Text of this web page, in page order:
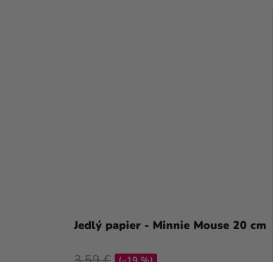
Jedlý papier - Minnie Mouse 20 cm